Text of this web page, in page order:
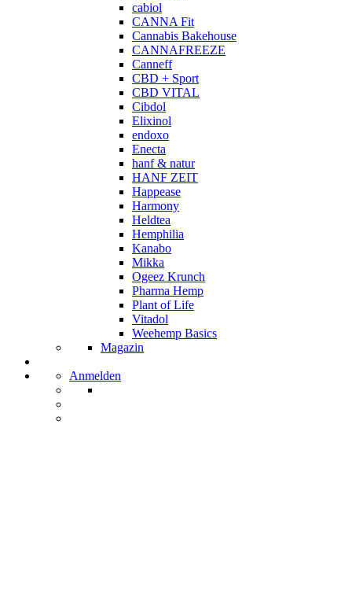
cabiol
CANNA Fit
Cannabis Bakehouse
CANNAFREEZE
Canneff
CBD + Sport
CBD VITAL
Cibdol
Elixinol
endoxo
Enecta
hanf & natur
HANF ZEIT
Happease
Harmony
Heldtea
Hemphilia
Kanabo
Mikka
Ogeez Krunch
Pharma Hemp
Plant of Life
Vitadol
Weehemp Basics
Magazin
Anmelden